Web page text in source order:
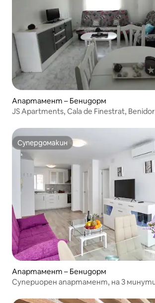
Апартамент – Бенидорм
JS Apartments, Cala de Finestrat,
Супердомакин
Супердомакин
Апартамент – Бенидорм
Супериорен апартамент, на 3